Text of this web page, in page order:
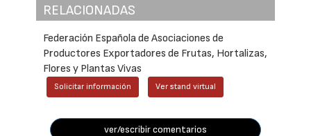
RELACIONADAS
Federación Española de Asociaciones de
Productores Exportadores de Frutas, Hortalizas,
Flores y Plantas Vivas
Solicitar información Ver stand virtual
ver/escribir comentarios